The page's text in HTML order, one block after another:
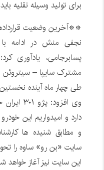
برای تولید وسیله نقلیه
**آخرین وضعیت
نجفی منش در ادامه با
پسابرجامی، یادآوری
مشترک سایپا – سیتروئن
طی چهار ماه آینده نخستین
وی
دارد و امیدواریم این
و مطابق شنیده ها
سایت «بن رو» ساوه را
این سایت نیز آغاز خواهد